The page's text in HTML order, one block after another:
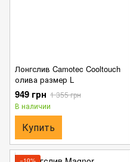
Лонгслив Camotec Cooltouch
олива размер L
949 грн 1 355 грн
В наличии
Купить